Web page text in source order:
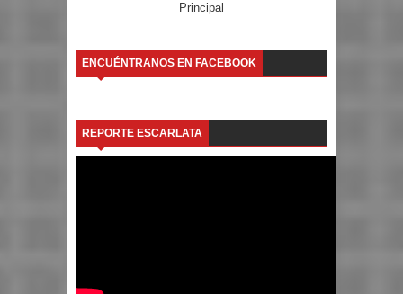
Principal
ENCUÉNTRANOS EN FACEBOOK
REPORTE ESCARLATA